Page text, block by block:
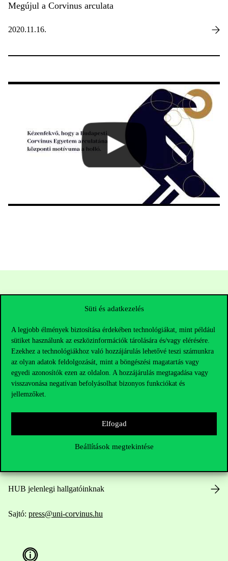
Süti és adatkezelés
A legjobb élmények biztosítása érdekében technológiákat, mint például
sütiket használunk az eszközinformációk tárolására és/vagy elérésére.
Ezekhez a technológiákhoz való hozzájárulás lehetővé teszi számunkra
az olyan adatok feldolgozását, mint a böngészési magatartás vagy
egyedi azonosítók ezen az oldalon. A hozzájárulás megtagadása vagy
visszavonása negatívan befolyásolhat bizonyos funkciókat és
jellemzőket.
Elfogad
Beállítások megtekintése
Megújul a Corvinus arculata
2020.11.16.
Elérhetőségek
Telefonszám:+36 1 482 5000
HUB jelenlegi hallgatóinknak
Sajtó: press@uni-corvinus.hu